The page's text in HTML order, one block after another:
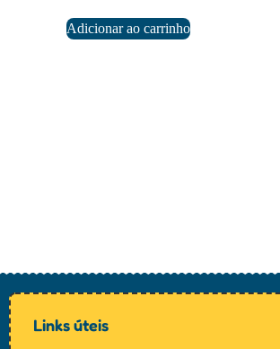
Adicionar ao carrinho
Links úteis